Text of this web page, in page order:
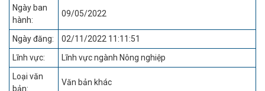
Ngày ban
hành:
09/05/2022
Ngày đăng:
02/11/2022 11:11:51
Lĩnh vực:
Lĩnh vực ngành Nông nghiệp
Loại văn
bản:
Văn bản khác